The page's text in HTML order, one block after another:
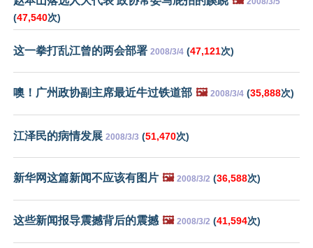
(47,540次)
这一拳打乱江曾的两会部署 2008/3/4 (47,121次)
噢！广州政协副主席最近牛过铁道部 🖼️ 2008/3/4 (35,888次)
江泽民的病情发展 2008/3/3 (51,470次)
新华网这篇新闻不应该有图片 🖼️ 2008/3/2 (36,588次)
这些新闻报导震撼背后的震撼 🖼️ 2008/3/2 (41,594次)